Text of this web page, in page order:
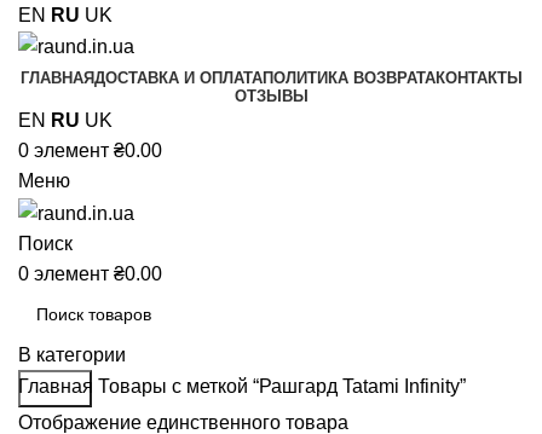
EN RU UK
ГЛАВНАЯДОСТАВКА И ОПЛАТАПОЛИТИКА ВОЗВРАТАКОНТАКТЫ
ОТЗЫВЫ
EN RU UK
0 элемент ₴0.00
Меню
Поиск
0 элемент ₴0.00
В категории
Поиск
Главная Товары с меткой “Рашгард Tatami Infinity”
Отображение единственного товара